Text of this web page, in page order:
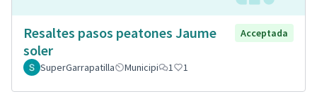
Resaltes pasos peatones Jaume
soler
Acceptada
SuperGarrapatilla Municipi 1 1